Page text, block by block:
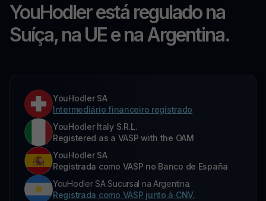
YouHodler está regulado na
Suíça, na UE e na Argentina.
YouHodler SA
Intermediário financeiro registrado
YouHodler Italy S.R.L.
Registered as a VASP with the OAM
YouHodler SA
Registrada como VASP no Banco de España
YouHodler SA Sucursal na Argentina.
Registrada como VASP junto à CNV.